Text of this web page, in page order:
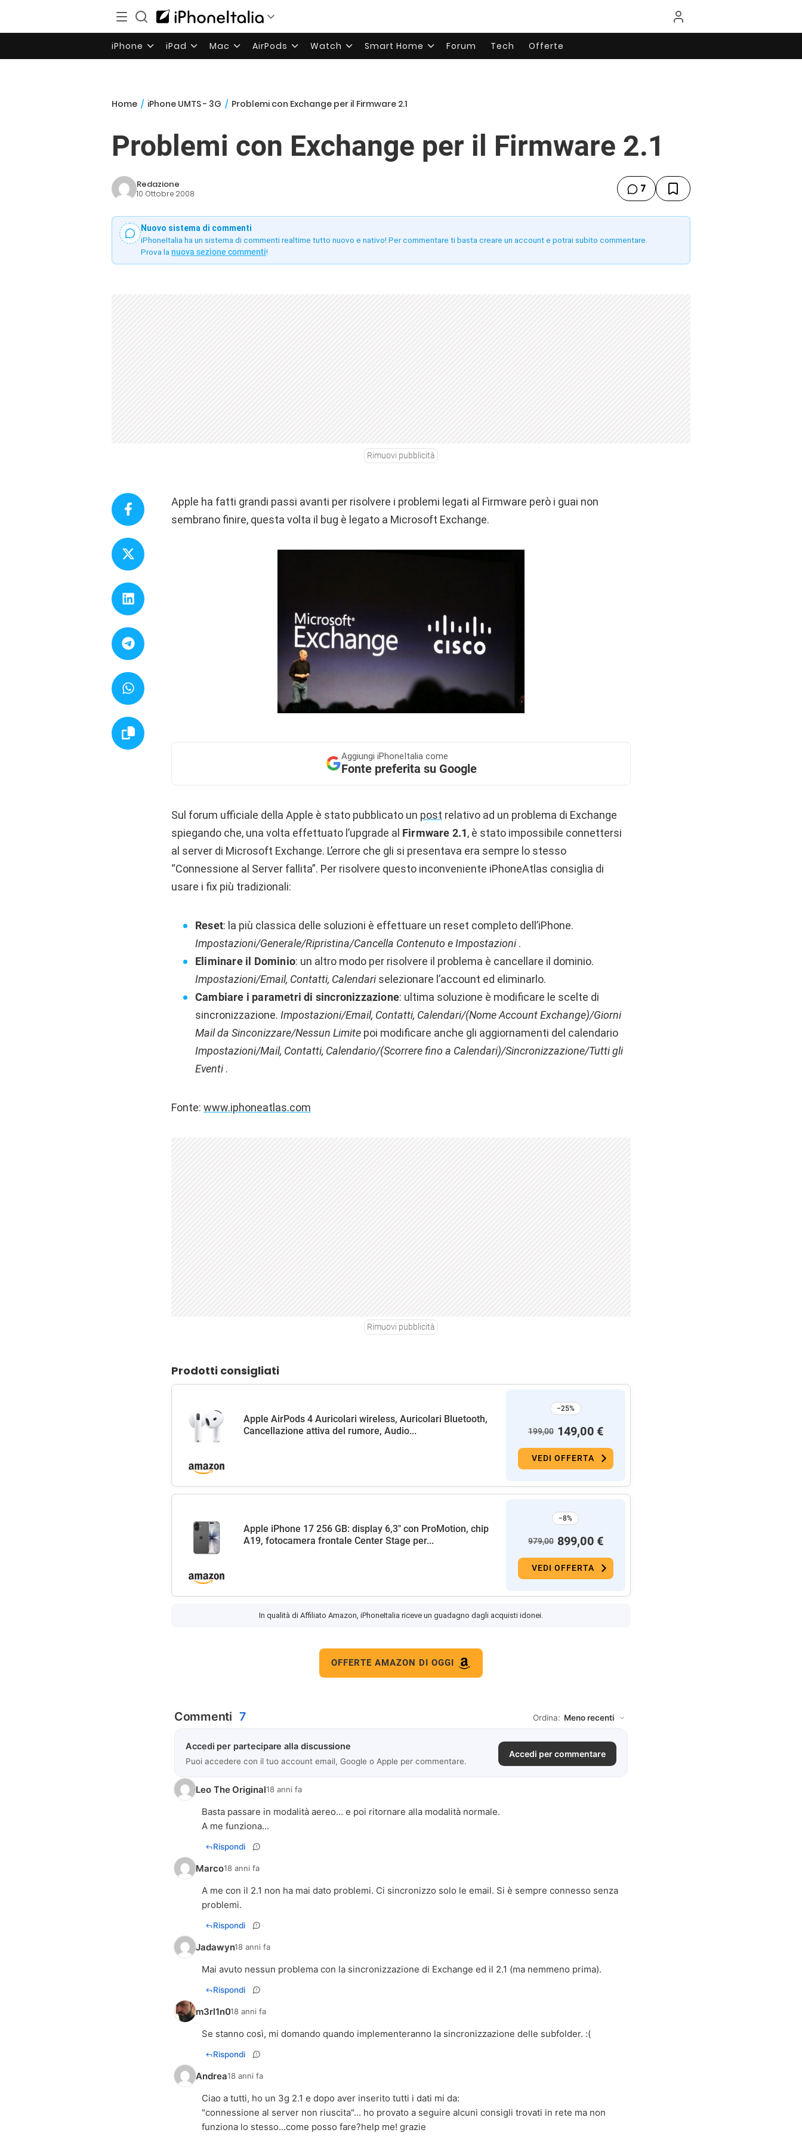
iPhone iPad Mac AirPods Watch Smart Home Forum Tech Offerte
Home / iPhone UMTS - 3G / Problemi con Exchange per il Firmware 2.1
Problemi con Exchange per il Firmware 2.1
Redazione
10 Ottobre 2008 7
Nuovo sistema di commenti
iPhoneItalia ha un sistema di commenti realtime tutto nuovo e nativo! Per commentare ti basta creare un account e potrai subito commentare.
Prova la nuova sezione commenti!
Rimuovi pubblicità
Apple ha fatti grandi passi avanti per risolvere i problemi legati al Firmware però i guai non
sembrano finire, questa volta il bug è legato a Microsoft Exchange.
Aggiungi iPhoneItalia come
Fonte preferita su Google
Sul forum ufficiale della Apple è stato pubblicato un post relativo ad un problema di Exchange
spiegando che, una volta effettuato l’upgrade al Firmware 2.1, è stato impossibile connettersi
al server di Microsoft Exchange. L’errore che gli si presentava era sempre lo stesso
“Connessione al Server fallita”. Per risolvere questo inconveniente iPhoneAtlas consiglia di
usare i fix più tradizionali:
Reset: la più classica delle soluzioni è effettuare un reset completo dell’iPhone.
Impostazioni/Generale/Ripristina/Cancella Contenuto e Impostazioni.
Eliminare il Dominio: un altro modo per risolvere il problema è cancellare il dominio.
Impostazioni/Email, Contatti, Calendariselezionare l’account ed eliminarlo.
Cambiare i parametri di sincronizzazione: ultima soluzione è modificare le scelte di
sincronizzazione. Impostazioni/Email, Contatti, Calendari/(Nome Account Exchange)/Giorni
Mail da Sinconizzare/Nessun Limite poi modificare anche gli aggiornamenti del calendario
Impostazioni/Mail, Contatti, Calendario/(Scorrere fino a Calendari)/Sincronizzazione/Tutti gli
Eventi.
Fonte: www.iphoneatlas.com
Rimuovi pubblicità
Prodotti consigliati
Apple AirPods 4 Auricolari wireless, Auricolari Bluetooth,
Cancellazione attiva del rumore, Audio...
−25%
199,00 149,00 €
VEDI OFFERTA
Apple iPhone 17 256 GB: display 6,3" con ProMotion, chip
A19, fotocamera frontale Center Stage per...
−8%
979,00 899,00 €
VEDI OFFERTA
In qualità di Affiliato Amazon, iPhoneItalia riceve un guadagno dagli acquisti idonei.
OFFERTE AMAZON DI OGGI
Commenti 7 Ordina:
Accedi per partecipare alla discussione
Puoi accedere con il tuo account email, Google o Apple per commentare.
Accedi per commentare
Leo The Original18 anni fa
Basta passare in modalità aereo... e poi ritornare alla modalità normale.
A me funziona...
Rispondi
Marco18 anni fa
A me con il 2.1 non ha mai dato problemi. Ci sincronizzo solo le email. Si è sempre connesso senza
problemi.
Rispondi
Jadawyn18 anni fa
Mai avuto nessun problema con la sincronizzazione di Exchange ed il 2.1 (ma nemmeno prima).
Rispondi
m3rl1n018 anni fa
Se stanno così, mi domando quando implementeranno la sincronizzazione delle subfolder. :(
Rispondi
Andrea18 anni fa
Ciao a tutti, ho un 3g 2.1 e dopo aver inserito tutti i dati mi da:
"connessione al server non riuscita"... ho provato a seguire alcuni consigli trovati in rete ma non
funziona lo stesso...come posso fare?help me! grazie